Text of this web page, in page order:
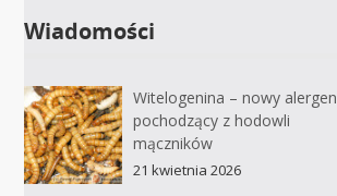
Wiadomości
Witelogenina – nowy alergen
pochodzący z hodowli
mączników
21 kwietnia 2026